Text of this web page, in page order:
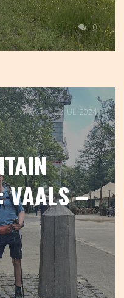
0
22 JULI 2024
VAALS –